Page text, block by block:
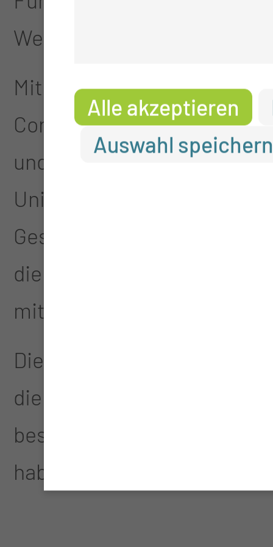
Weiterentwicklung des
Mit der Eintragung in das
Cornelia Schmidt für ihren
und für ihren
Universitätsklinikums. Ihr
Gesundheitsstandortes
die Voraussetzungen für
mitgeschaffen.
Die Eintragung in das
die Cottbus/Chóśebuz zu
besonderer Weise um das
haben.
Alle akzeptieren
Auswahl speichern